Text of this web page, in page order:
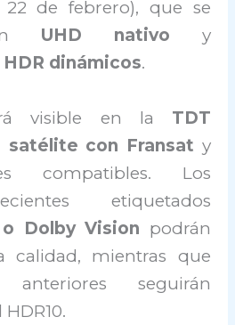
de febrero), que se
UHD nativo y
dinámicos.
visible en la TDT
satélite con Fransat y
compatibles. Los
etiquetados
o Dolby Vision podrán
calidad, mientras que
seguirán